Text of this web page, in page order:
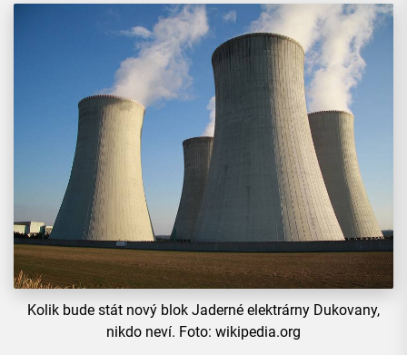
Kolik bude stát nový blok Jaderné elektrárny Dukovany,
nikdo neví. Foto: wikipedia.org